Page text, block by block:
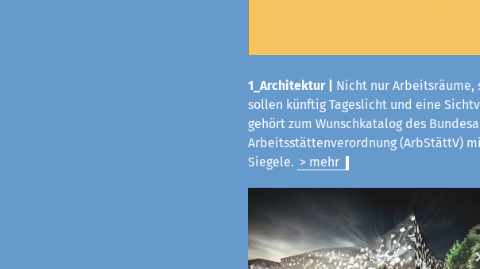
1_Architektur |
Nicht nur Arbeitsräume,
sollen künftig Tageslicht und eine
gehört zum Wunschkatalog des
Arbeitsstättenverordnung (ArbStättV)
Siegele. > mehr